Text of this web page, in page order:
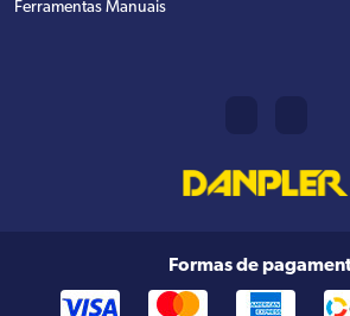
Ferramentas Manuais
Formas de